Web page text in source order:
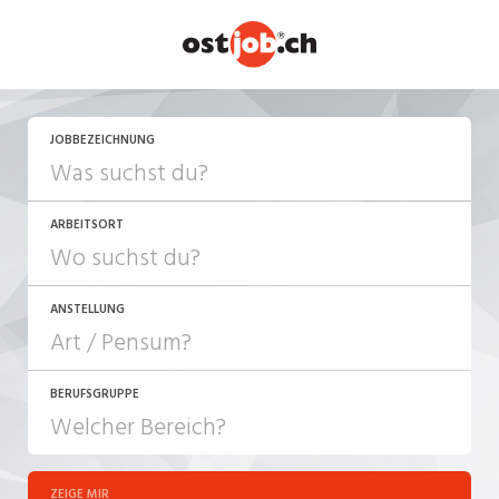
JOBBEZEICHNUNG
ARBEITSORT
ANSTELLUNG
JOB-TYP
Festanstellung
BERUFSGRUPPE
ZEIGE MIR